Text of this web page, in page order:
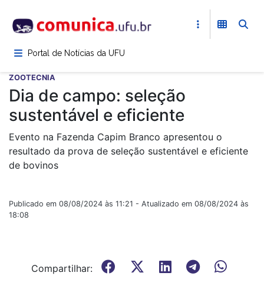
para
conteúdoPortal de Notícias da UFU
ZOOTECNIA
Dia de campo: seleção
sustentável e eficiente
Evento na Fazenda Capim Branco apresentou o
resultado da prova de seleção sustentável e eficiente
de bovinos
Publicado em 08/08/2024 às 11:21 - Atualizado em 08/08/2024 às
18:08
Compartilhar: